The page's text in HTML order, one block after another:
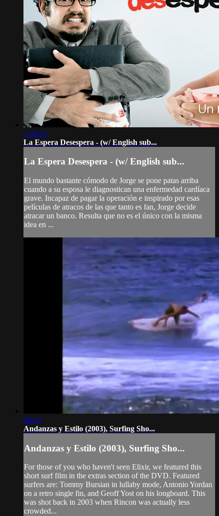
1:36:13
La Espera Desespera - (w/ English sub...
La Espera Desespera - (w/ English sub...
El mundo bastante cómodo de Jorge se pone patas arriba
cuando a su esposa le diagnostican una enfermedad cardíaca
grave. Incapaz de pagar la operación e inspirado por esas
películas de atracos de las que tanto es fan, Jorge decide
atracar un banco. Resulta que no es el único con la misma
idea en ...
04:13
Andanzas y Estilo (2003), Surfing Sho...
Andanzas y Estilo (2003), Surfing Sho...
For those of you who haven't seen Elixir, we featured this
short surf film in the extras section of the DVD. Featured
surfers are: Tommy Bursian in lullaby mode, Antonio Yordan
on a retro single fin, and Geoff Yost on his longboard. This
was shot back in 2003 when Rincon was actually less
crowded...